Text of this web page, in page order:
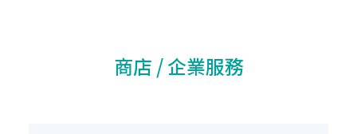
商店 / 企業服務